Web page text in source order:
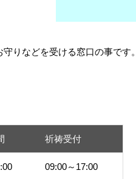
りなどを受ける窓口の事です。
祈祷受付
09:00～17:00